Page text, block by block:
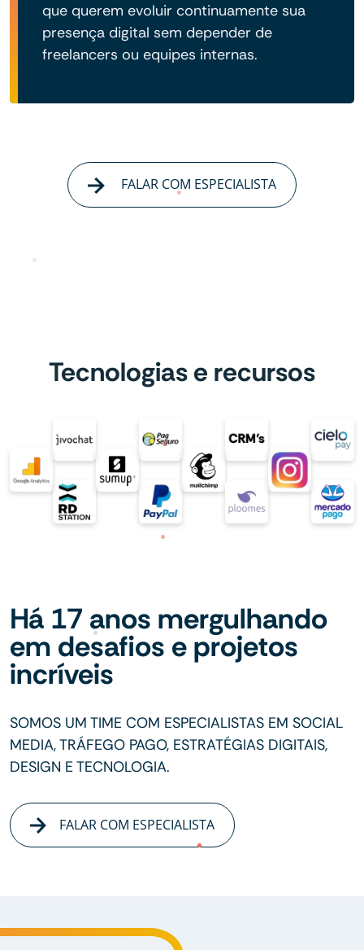
que querem evoluir continuamente sua
presença digital sem depender de
freelancers ou equipes internas.
FALAR COM ESPECIALISTA
Tecnologias e recursos
Há 17 anos mergulhando
em desafios e projetos
incríveis
SOMOS UM TIME COM ESPECIALISTAS EM SOCIAL
MEDIA, TRÁFEGO PAGO, ESTRATÉGIAS DIGITAIS,
DESIGN E TECNOLOGIA.
FALAR COM ESPECIALISTA